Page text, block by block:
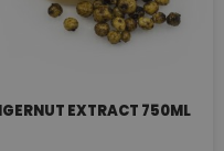
EXTRACT 750ML